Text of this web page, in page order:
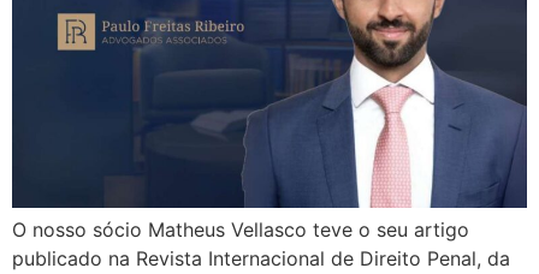
O nosso sócio Matheus Vellasco teve o seu artigo
publicado na Revista Internacional de Direito Penal, da